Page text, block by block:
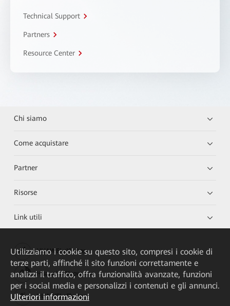
Technical Support
Partners
Resource Center
Chi siamo
Come acquistare
Partner
Risorse
Link utili
HUAWEI eKit App
Huawei HiKnow App
HUAWEI eFly App
Utilizziamo i cookie su questo sito, compresi i cookie di
terze parti, affinché il sito funzioni correttamente e
analizzi il traffico, offra funzionalità avanzate, funzioni
per i social media e personalizzi i contenuti e gli annunci.
Ulteriori informazioni